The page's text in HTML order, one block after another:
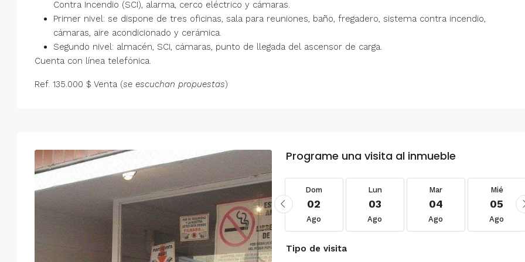
Contra Incendio (SCI), alarma, cerco eléctrico y cámaras.
Primer nivel: se dispone de tres oficinas, sala para reuniones, baño, fregadero, sistema contra incendio,
cámaras, aire acondicionado y cerámica.
Segundo nivel: almacén, SCI, cámaras, punto de llegada del ascensor de carga.
Cuenta con línea telefónica.
Ref. 135.000 $ Venta (se escuchan propuestas)
Programe una visita al inmueble
14
Sáb
Ago
16
Ago
Dom
02
Ago
Lun
03
Ago
Mar
04
Ago
Mié
05
Ago
Tipo de visita